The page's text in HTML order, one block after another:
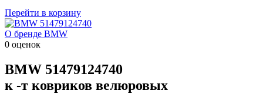
Перейти в корзину
О бренде BMW
0 оценок
BMW 51479124740
к -т ковриков велюровых